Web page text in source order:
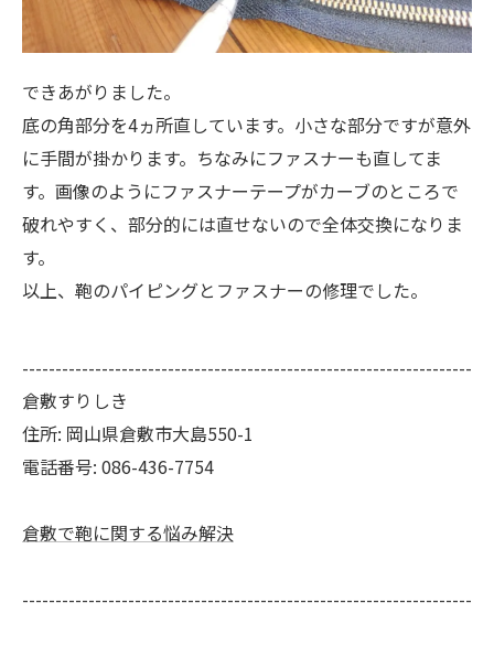
できあがりました。
底の角部分を4ヵ所直しています。小さな部分ですが意外
に手間が掛かります。ちなみにファスナーも直してま
す。画像のようにファスナーテープがカーブのところで
破れやすく、部分的には直せないので全体交換になりま
す。
以上、鞄のパイピングとファスナーの修理でした。
--------------------------------------------------------------------
倉敷すりしき
住所: 岡山県倉敷市大島550-1
電話番号: 086-436-7754
倉敷で鞄に関する悩み解決
--------------------------------------------------------------------